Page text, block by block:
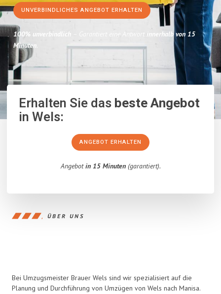
UNVERBINDLICHES ANGEBOT ERHALTEN
100% unverbindlich – Garantiert eine Antwort innerhalb von 15
Minuten.
Erhalten Sie dasbeste Angebot
in Wels:
ANGEBOT ERHALTEN
Angebotin 15 Minuten(garantiert).
ÜBER UNS
Bei Umzugsmeister Brauer Wels sind wir spezialisiert auf die
Planung und Durchführung von Umzügen von Wels nach Manisa.